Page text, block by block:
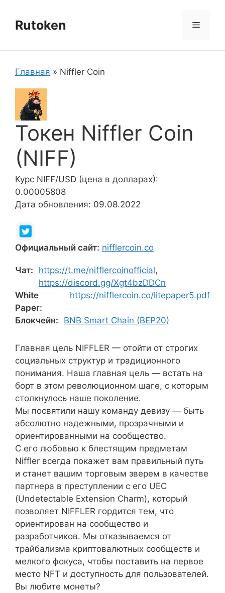
содержимому
Rutoken Меню
Главная » Niffler Coin
Токен Niffler Coin
(NIFF)
Курс NIFF/USD (цена в долларах):
0.00005808
Дата обновления: 09.08.2022
Официальный сайт: nifflercoin.co
Чат: https://t.me/nifflercoinofficial,
https://discord.gg/Xgt4bzDDCn
White
Paper:
https://nifflercoin.co/litepaper5.pdf
Блокчейн: BNB Smart Chain (BEP20)
Главная цель NIFFLER — отойти от строгих
социальных структур и традиционного
понимания. Наша главная цель — встать на
борт в этом революционном шаге, с которым
столкнулось наше поколение.
Мы посвятили нашу команду девизу — быть
абсолютно надежными, прозрачными и
ориентированными на сообщество.
С его любовью к блестящим предметам
Niffler всегда покажет вам правильный путь
и станет вашим торговым зверем в качестве
партнера в преступлении с его UEC
(Undetectable Extension Charm), который
позволяет NIFFLER гордится тем, что
ориентирован на сообщество и
разработчиков. Мы отказываемся от
трайбализма криптовалютных сообществ и
мелкого фокуса, чтобы поставить на первое
место NFT и доступность для пользователей.
Вы любите монеты?